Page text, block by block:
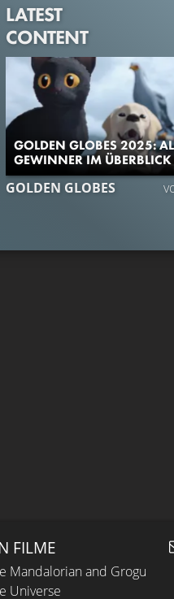
LATEST
CONTENT
GOLDEN GLOBES 2025:
GEWINNER IM ÜBERBLICK
GOLDEN GLOBES
FILME
Mandalorian and Grogu
Universe